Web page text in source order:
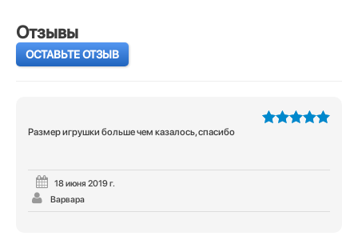
Отзывы
ОСТАВЬТЕ ОТЗЫВ
Размер игрушки больше чем казалось, спасибо
18 июня 2019 г.
Варвара